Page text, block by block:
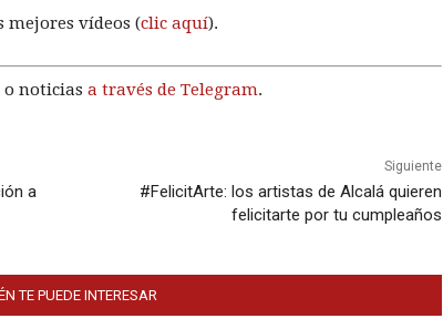
mejores vídeos (clic aquí).
noticias a través de Telegram.
a
Siguiente
#FelicitArte: los artistas de Alcalá quieren
felicitarte por tu cumpleaños
TE PUEDE INTERESAR